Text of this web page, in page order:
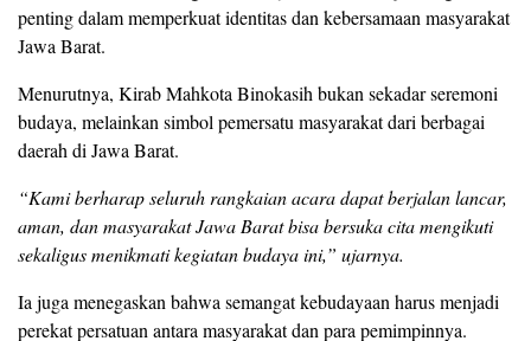
penting dalam memperkuat identitas dan kebersamaan masyarakat
Jawa Barat.
Menurutnya, Kirab Mahkota Binokasih bukan sekadar seremoni
budaya, melainkan simbol pemersatu masyarakat dari berbagai
daerah di Jawa Barat.
“Kami berharap seluruh rangkaian acara dapat berjalan lancar,
aman, dan masyarakat Jawa Barat bisa bersuka cita mengikuti
sekaligus menikmati kegiatan budaya ini,” ujarnya.
Ia juga menegaskan bahwa semangat kebudayaan harus menjadi
perekat persatuan antara masyarakat dan para pemimpinnya.